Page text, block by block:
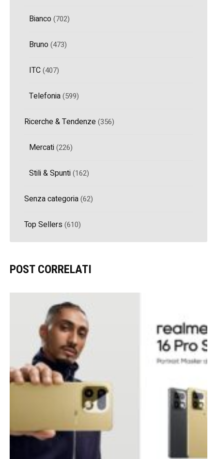
Bianco(702)
Bruno(473)
ITC(407)
Telefonia(599)
Ricerche & Tendenze(356)
Mercati(226)
Stili & Spunti(162)
Senza categoria(62)
Top Sellers (610)
POST CORRELATI